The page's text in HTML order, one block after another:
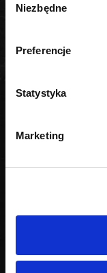
zgody
Niezbędne
Preferencje
Statystyka
Marketing